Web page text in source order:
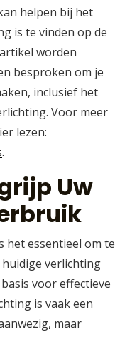
helpen bij het
is te vinden op de
worden
besproken om je
inclusief het
Voor meer
lezen:
.
Uw
het essentieel om te
verlichting
voor effectieve
is vaak een
maar